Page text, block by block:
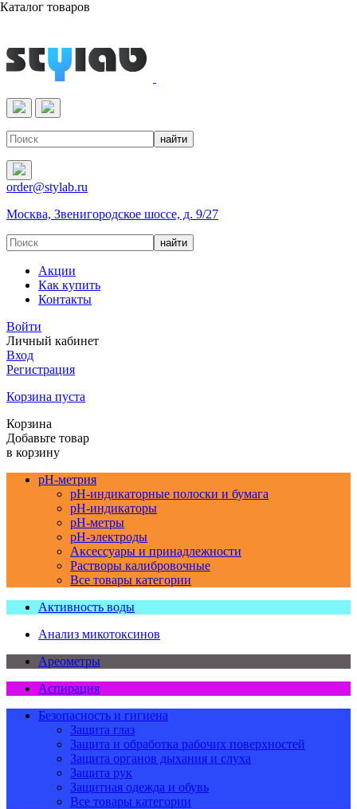
Реактивы & Оборудование
order@stylab.ru
Москва, Звенигородское шоссе, д. 9/27
Акции
Как купить
Контакты
Войти
Личный кабинет
Вход
Регистрация
Корзина пуста
Корзина
Добавьте товар
в корзину
pH-метрия
pH-индикаторные полоски и бумага
pH-индикаторы
pH-метры
pH-электроды
Аксессуары и принадлежности
Растворы калибровочные
Все товары категории
Активность воды
Анализ микотоксинов
Ареометры
Аспирация
Безопасность и гигиена
Защита глаз
Защита и обработка рабочих поверхностей
Защита органов дыхания и слуха
Защита рук
Защитная одежда и обувь
Все товары категории
Каталог товаров